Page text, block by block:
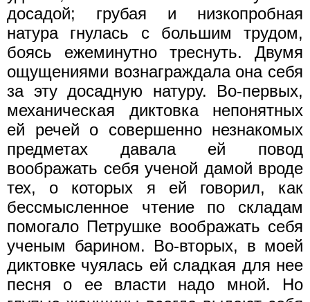
досадой; грубая и низкопробная
натура гнулась с большим трудом,
боясь ежеминутно треснуть. Двумя
ощущениями вознаграждала она себя
за эту досадную натуру. Во-первых,
механическая диктовка непонятных
ей речей о совершенно незнакомых
предметах давала ей повод
воображать себя ученой дамой вроде
тех, о которых я ей говорил, как
бессмысленное чтение по складам
помогало Петрушке воображать себя
ученым барином. Во-вторых, в моей
диктовке чуялась ей сладкая для нее
песня о ее власти надо мной. Но